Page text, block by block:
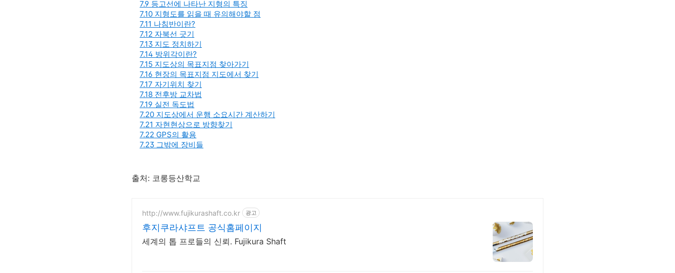
7.9 등고선에 나타난 지형의 특징
7.10 지형도를 읽을 때 유의해야할 점
7.11 나침반이란?
7.12 자북선 긋기
7.13 지도 정치하기
7.14 방위각이란?
7.15 지도상의 목표지점 찾아가기
7.16 현장의 목표지점 지도에서 찾기
7.17 자기위치 찾기
7.18 전후방 교차법
7.19 실전 독도법
7.20 지도상에서 운행 소요시간 계산하기
7.21 자현현상으로 방향찾기
7.22 GPS의 활용
7.23 그밖에 장비들
출처: 코롱등산학교
http://www.fujikurashaft.co.kr 광고
후지쿠라샤프트 공식홈페이지
세계의 톱 프로들의 신뢰. Fujikura Shaft